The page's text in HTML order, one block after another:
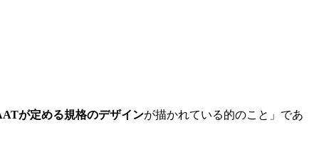
が定める規格のデザインが描かれている的のこと」であ